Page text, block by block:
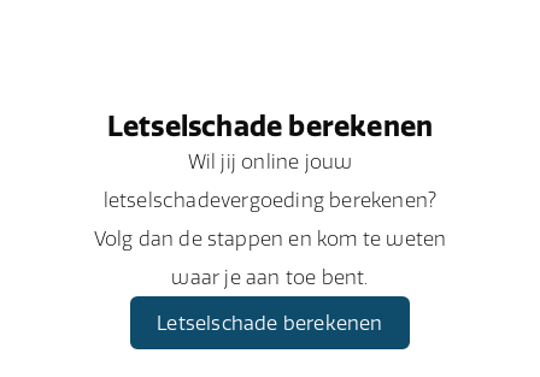
Letselschade berekenen
Wil jij online jouw
letselschadevergoeding berekenen?
Volg dan de stappen en kom te weten
waar je aan toe bent.
Letselschade berekenen